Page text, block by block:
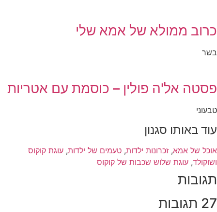
כרוב ממולא של אמא שלי
בשר
פסטה אל'ה פולין – כוסמת עם אטריות
טבעוני
עוד באותו סגנון
אוכל של אמא, זכרונות ילדות, טעמים של ילדות, עוגת קוקוס
ושוקולד, עוגת שלוש שכבות של קוקוס
תגובות
27 תגובות